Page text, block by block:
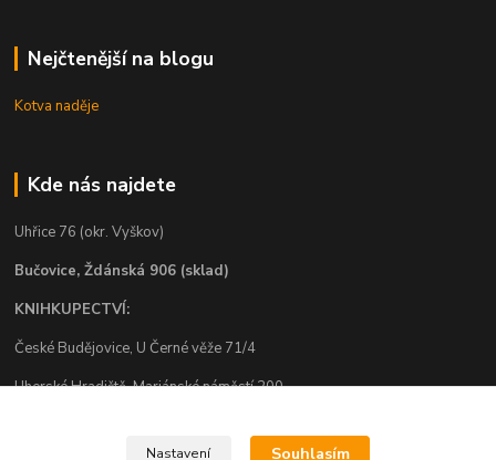
Nejčtenější na blogu
Kotva naděje
Kde nás najdete
Uhřice 76 (okr. Vyškov)
Bučovice, Ždánská 906 (sklad)
KNIHKUPECTVÍ:
České Budějovice, U Černé věže 71/4
Uherské Hradiště, Mariánské náměstí 200
Nastavení Souhlasím